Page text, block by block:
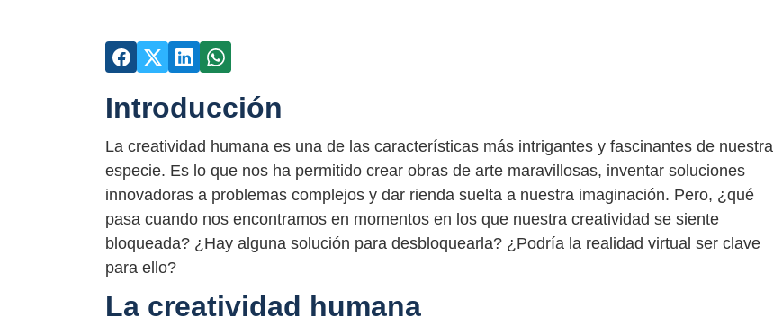
Introducción
La creatividad humana es una de las características más intrigantes y fascinantes de nuestra
especie. Es lo que nos ha permitido crear obras de arte maravillosas, inventar soluciones
innovadoras a problemas complejos y dar rienda suelta a nuestra imaginación. Pero, ¿qué
pasa cuando nos encontramos en momentos en los que nuestra creatividad se siente
bloqueada? ¿Hay alguna solución para desbloquearla? ¿Podría la realidad virtual ser clave
para ello?
La creatividad humana